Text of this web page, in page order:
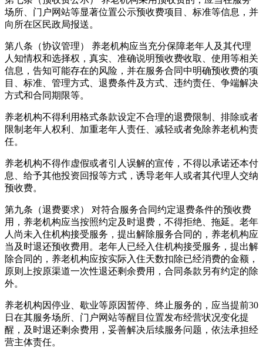
场所、门户网站等显著位置公示预收费项目、标准等信息，并
向所在区民政局报送。
第八条（协议管理） 养老机构应当充分保障老年人及其代理
人知情权和选择权，真实、准确说明预收费收取、使用等相关
信息，告知可能存在的风险，并在服务合同中明确预收费的项
目、标准、管理方式、退费条件及方式、违约责任、争端解决
方式和合同期限等。
养老机构不得利用格式条款设定不合理的退费限制、排除或者
限制老年人权利、加重老年人责任、减轻或者免除养老机构责
任。
养老机构不得作虚假或者引人误解的宣传，不得以承诺还本付
息、给予其他投资回报等方式，诱导老年人或者其代理人交纳
预收费。
第九条（退费要求） 对符合服务合同约定退费条件的预收费
用，养老机构应当按照约定及时退费，不得拒绝、拖延。老年
人尚未入住机构接受服务，提出解除服务合同的，养老机构应
当及时退还预收费用。老年人已经入住机构接受服务，提出解
除合同的，养老机构应按实际入住天数扣除已经消费的金额，
原则上按原渠道一次性退还剩余费用，合同条款另有约定的除
外。
养老机构因停业、歇业等原因暂停、终止服务的，应当提前30
日在其服务场所、门户网站等醒目位置发布经营状况变化提
醒，及时退还剩余费用，妥善解决后续服务问题，依法承担经
营主体责任。